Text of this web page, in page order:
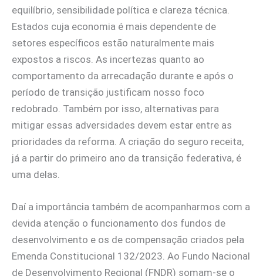
equilíbrio, sensibilidade política e clareza técnica.
Estados cuja economia é mais dependente de
setores específicos estão naturalmente mais
expostos a riscos. As incertezas quanto ao
comportamento da arrecadação durante e após o
período de transição justificam nosso foco
redobrado. Também por isso, alternativas para
mitigar essas adversidades devem estar entre as
prioridades da reforma. A criação do seguro receita,
já a partir do primeiro ano da transição federativa, é
uma delas.
Daí a importância também de acompanharmos com a
devida atenção o funcionamento dos fundos de
desenvolvimento e os de compensação criados pela
Emenda Constitucional 132/2023. Ao Fundo Nacional
de Desenvolvimento Regional (FNDR) somam-se o